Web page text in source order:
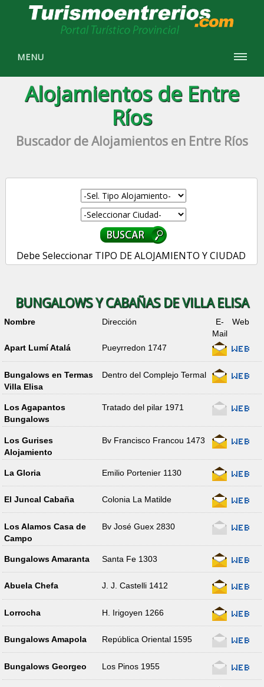
MENU
Alojamientos de Entre
Ríos
Buscador de Alojamientos en Entre Ríos
Debe Seleccionar TIPO DE ALOJAMIENTO Y CIUDAD
BUNGALOWS Y CABAÑAS DE VILLA ELISA
Nombre Dirección
E-
Mail
Web
Apart Lumí Atalá Pueyrredon 1747
Bungalows en Termas
Villa Elisa
Dentro del Complejo Termal
Los Agapantos
Bungalows
Tratado del pilar 1971
Los Gurises
Alojamiento
Bv Francisco Francou 1473
La Gloria Emilio Portenier 1130
El Juncal Cabaña Colonia La Matilde
Los Alamos Casa de
Campo
Bv José Guex 2830
Bungalows Amaranta Santa Fe 1303
Abuela Chefa J. J. Castelli 1412
Lorrocha H. Irigoyen 1266
Bungalows Amapola República Oriental 1595
Bungalows Georgeo Los Pinos 1955